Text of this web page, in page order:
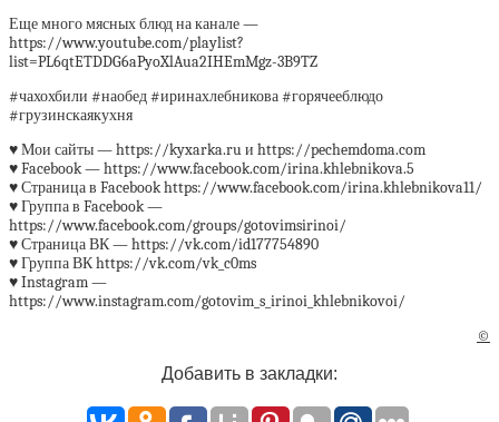
Еще много мясных блюд на канале —
https://www.youtube.com/playlist?
list=PL6qtETDDG6aPyoXlAua2IHEmMgz-3B9TZ
#чахохбили #наобед #иринахлебникова #горячееблюдо
#грузинскаякухня
♥ Мои сайты — https://kyxarka.ru и https://pechemdoma.com
♥ Facebook — https://www.facebook.com/irina.khlebnikova.5
♥ Страница в Facebook https://www.facebook.com/irina.khlebnikova11/
♥ Группа в Facebook —
https://www.facebook.com/groups/gotovimsirinoi/
♥ Страница ВК — https://vk.com/id177754890
♥ Группа ВК https://vk.com/vk_c0ms
♥ Instagram —
https://www.instagram.com/gotovim_s_irinoi_khlebnikovoi/
©
Добавить в закладки: